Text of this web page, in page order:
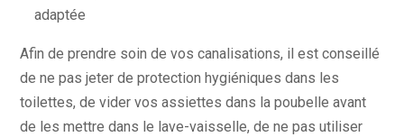
adaptée
Afin de prendre soin de vos canalisations, il est conseillé
de ne pas jeter de protection hygiéniques dans les
toilettes, de vider vos assiettes dans la poubelle avant
de les mettre dans le lave-vaisselle, de ne pas utiliser